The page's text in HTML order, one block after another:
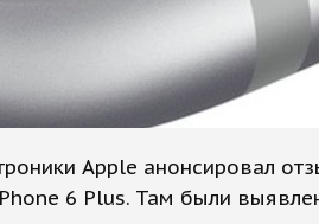
Apple анонсировал
6 Plus. Там были